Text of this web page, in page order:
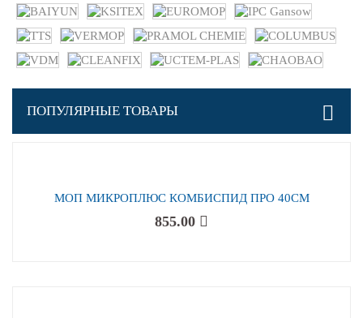
ПОПУЛЯРНЫЕ ТОВАРЫ
МОП МИКРОПЛЮС КОМБИСПИД ПРО 40СМ
855.00